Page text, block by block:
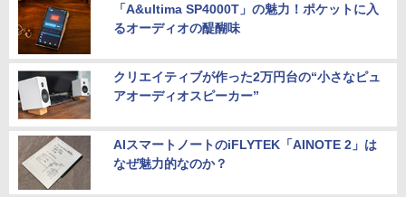
「A&ultima SP4000T」の魅力！ポケットに入
るオーディオの醍醐味
クリエイティブが作った2万円台の“小さなピュ
アオーディオスピーカー”
AIスマートノートのiFLYTEK「AINOTE 2」は
なぜ魅力的なのか？